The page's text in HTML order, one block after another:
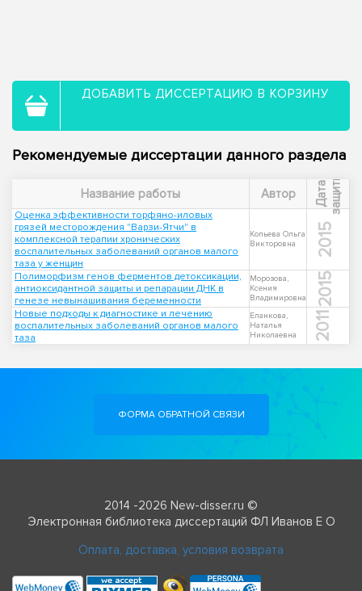
ДОБАВИТЬ ДИССЕРТАЦИЮ В КОРЗИНУ
Рекомендуемые диссертации данного раздела
Название работы Автор Д
а
т
а
з
а
щ
и
т ы
Оценка эффективности торфяно-иловых
грязей месторождения "Варзи-Ятчи" в
комплексной терапии хронических
воспалительных заболеваний органов малого
таза у женщин
Копьева Ольга
Викторовна
2015
Полиморфизм генов ферментов детоксикации,
антиоксидантной защиты и репарации ДНК в
генезе невынашивания беременности
Морозова,
Ксения
Владимировна
2015
Новые подходы к диагностике и лечению
воспалительных заболеваний органов малого
таза
Еланкова,
Наталья
Николаевна
2011
ФОРМА ОБРАТНОЙ СВЯЗИ
2014 -2026 New-disser.ru ©
Электронная библиотека диссертаций ФЛ Иванов Е О
Оплата, доставка, условия возврата